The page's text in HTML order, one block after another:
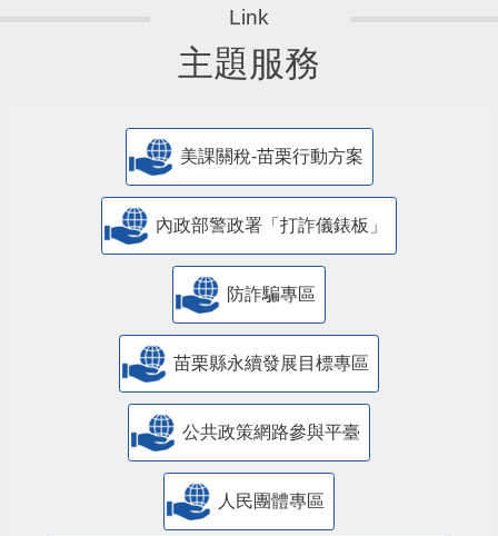
主題服務
美課關稅-苗栗行動方案
內政部警政署「打詐儀錶板」
防詐騙專區
苗栗縣永續發展目標專區
公共政策網路參與平臺
人民團體專區